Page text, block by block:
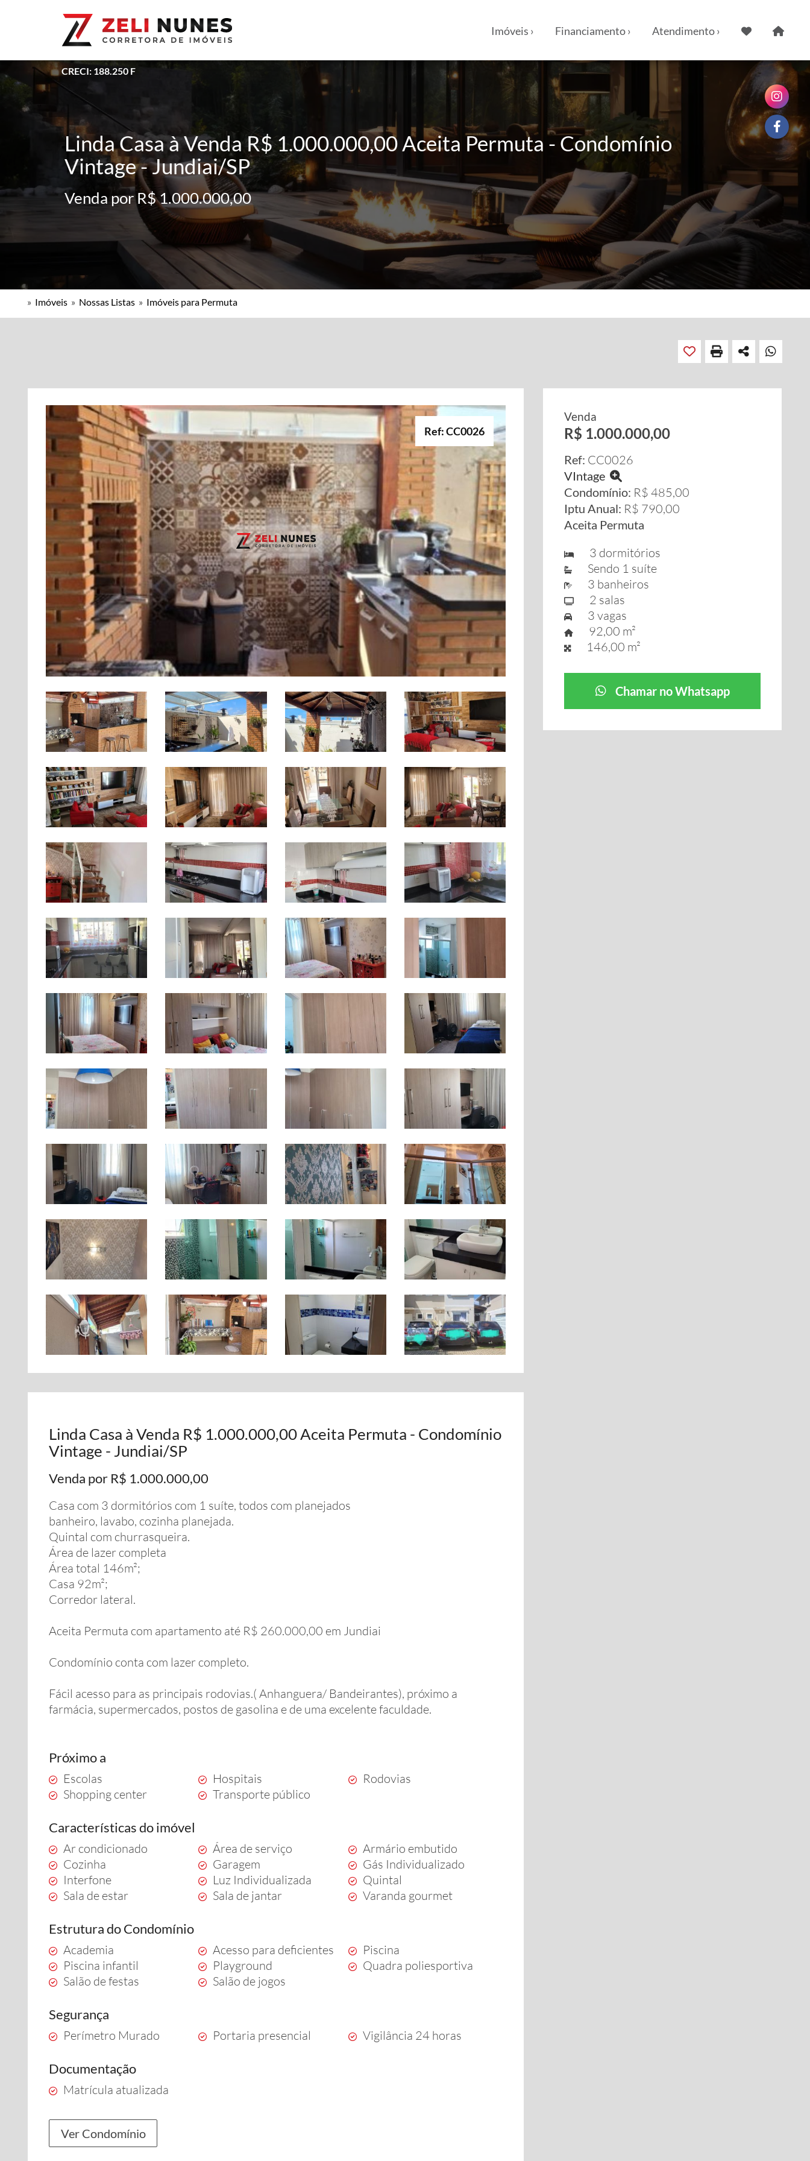
CRECI: 188.250 F
Imóveis › Financiamento › Atendimento ›
Linda Casa à Venda R$ 1.000.000,00 Aceita Permuta - Condomínio
Vintage - Jundiai/SP
Venda por R$ 1.000.000,00
» Imóveis » Nossas Listas » Imóveis para Permuta
Ref: CC0026
Linda Casa à Venda R$ 1.000.000,00 Aceita Permuta - Condomínio
Vintage - Jundiai/SP
Venda por R$ 1.000.000,00
Casa com 3 dormitórios com 1 suíte, todos com planejados
banheiro, lavabo, cozinha planejada.
Quintal com churrasqueira.
Área de lazer completa
Área total 146m²;
Casa 92m²;
Corredor lateral.
Aceita Permuta com apartamento até R$ 260.000,00 em Jundiai
Condomínio conta com lazer completo.
Fácil acesso para as principais rodovias.( Anhanguera/ Bandeirantes), próximo a
farmácia, supermercados, postos de gasolina e de uma excelente faculdade.
Próximo a
Escolas Hospitais
Rodovias
Shopping center
Transporte público
Características do imóvel
Ar condicionado Área de serviço
Armário embutido
Cozinha
Garagem
Gás Individualizado
Interfone
Luz Individualizada
Quintal
Sala de estar
Sala de jantar Varanda gourmet
Estrutura do Condomínio
Academia Acesso para deficientes
Piscina
Piscina infantil
Playground
Quadra poliesportiva
Salão de festas
Salão de jogos
Segurança
Perímetro Murado Portaria presencial Vigilância 24 horas
Documentação
Matrícula atualizada
Ver Condomínio
Venda
R$ 1.000.000,00
Ref: CC0026
VIntage
Condomínio: R$ 485,00
Iptu Anual: R$ 790,00
Aceita Permuta
3 dormitórios
Sendo 1 suíte
3 banheiros
2 salas
3 vagas
92,00 m²
146,00 m²
Chamar no Whatsapp